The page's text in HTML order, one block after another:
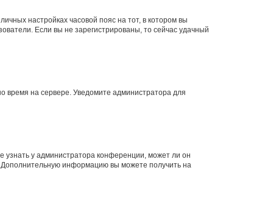
настройках часовой пояс на тот, в котором вы
Если вы не зарегистрированы, то сейчас удачный
время на сервере. Уведомите администратора для
узнать у администратора конференции, может ли он
Дополнительную информацию вы можете получить на